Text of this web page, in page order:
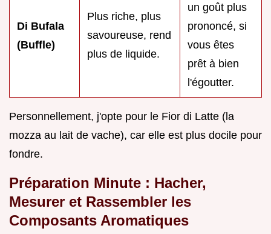
Di Bufala
(Buffle)
Plus riche, plus
savoureuse, rend
plus de liquide.
un goût plus
prononcé, si
vous êtes
prêt à bien
l'égoutter.
Personnellement, j'opte pour le Fior di Latte (la
mozza au lait de vache), car elle est plus docile pour
fondre.
Préparation Minute : Hacher,
Mesurer et Rassembler les
Composants Aromatiques